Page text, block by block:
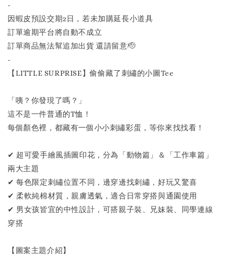
-
因蝦皮預設交期2日，若未加購延長小道具
訂單逾期平台將自動不成立
訂單商品無法幫追加出貨 還請留意🫡
-
【LITTLE SURPRISE】偷偷藏了刺繡的小圖Tee
「咦？你發現了嗎？」
這不是一件普通的T恤！
每個顏色裡，都藏有一個小小刺繡彩蛋，等你來找找看！
✔ 超可愛手繪風插圖印花，分為「動物篇」＆「工作車篇」
兩大主題
✔ 每色限定刺繡位置不同，邊穿邊找刺繡，好玩又驚喜
✔ 柔軟純棉材質，親膚透氣，適合日常穿搭與通園使用
✔ 男女孩皆宜的中性設計，可搭親子裝、兄妹裝、同學連線
穿搭
【圖案主題介紹】